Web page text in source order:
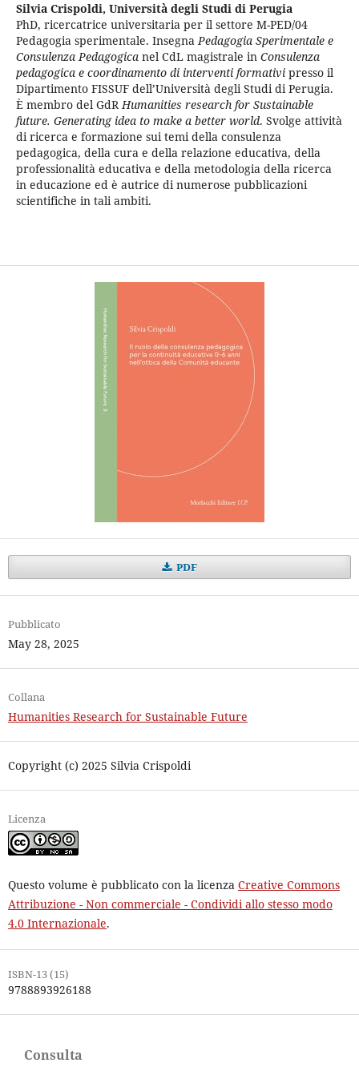
Silvia Crispoldi, Università degli Studi di Perugia
PhD, ricercatrice universitaria per il settore M-PED/04
Pedagogia sperimentale. InsegnaPedagogia Sperimentale e
Consulenza Pedagogicanel CdL magistrale in Consulenza
pedagogica e coordinamento di interventi formativi presso il
Dipartimento FISSUF dell’Università degli Studi di Perugia.
È membro del GdRHumanities research for Sustainable
future. Generating idea to make a better world. Svolge attività
di ricerca e formazione sui temi della consulenza
pedagogica, della cura e della relazione educativa, della
professionalità educativa e della metodologia della ricerca
in educazione ed è autrice di numerose pubblicazioni
scientifiche in tali ambiti.
PDF
Pubblicato
May 28, 2025
Collana
Humanities Research for Sustainable Future
Copyright (c) 2025 Silvia Crispoldi
Licenza
Questo volume è pubblicato con la licenza Creative Commons
Attribuzione - Non commerciale - Condividi allo stesso modo
4.0 Internazionale.
ISBN-13 (15)
9788893926188
Consulta